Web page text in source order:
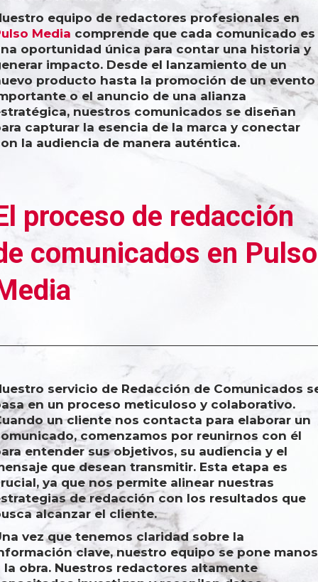
equipo de redactores profesionales en
Media comprende que cada comunicado es
oportunidad única para contar una historia y
impacto. Desde el lanzamiento de un
producto hasta la promoción de un evento
o el anuncio de una alianza
nuestros comunicados se diseñan
capturar la esencia de la marca y conectar
la audiencia de manera auténtica.
proceso de redacción
comunicados en Pulso
servicio de Redacción de Comunicados
en un proceso meticuloso y colaborativo.
un cliente nos contacta para elaborar un
comenzamos por reunirnos con él
entender sus objetivos, su audiencia y el
que desean transmitir. Esta etapa es
ya que nos permite alinear nuestras
de redacción con los resultados que
alcanzar el cliente.
vez que tenemos claridad sobre la
clave, nuestro equipo se pone manos
la obra. Nuestros redactores altamente